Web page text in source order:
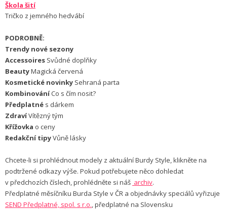
Škola šití
Tričko z jemného hedvábí
PODROBNĚ:
Trendy nové sezony
Accessoires Svůdné doplňky
BeautyMagická červená
Kosmetické novinky Sehraná parta
KombinováníCo s čím nosit?
Předplatné s dárkem
ZdravíVítězný tým
Křížovka o ceny
Redakční tipyVůně lásky
Chcete-li si prohlédnout modely z aktuální Burdy Style, klikněte na
podtržené odkazy výše. Pokud potřebujete něco dohledat
v předchozích číslech, prohlédněte si náš archiv.
Předplatné měsíčníku Burda Style v ČR a objednávky speciálů vyřizuje
SEND Předplatné, spol. s r.o., předplatné na Slovensku